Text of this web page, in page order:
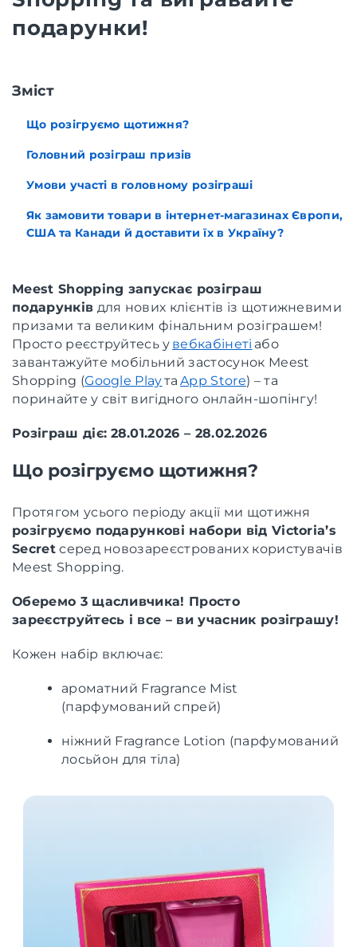
подарунки!
Зміст
Що розігруємо щотижня?
Головний розіграш призів
Умови участі в головному розіграші
Як замовити товари в інтернет-магазинах Європи,
США та Канади й доставити їх в Україну?
Meest Shopping запускає розіграш
подарунків для нових клієнтів із щотижневими
призами та великим фінальним розіграшем!
Просто реєструйтесь у вебкабінеті або
завантажуйте мобільний застосунок Meest
Shopping (Google PlayтаApp Store) – та
поринайте у світ вигідного онлайн-шопінгу!
Розіграш діє: 28.01.2026 – 28.02.2026
Що розігруємо щотижня?
Протягом усього періоду акції ми щотижня
розігруємо подарункові набори від Victoria’s
Secretсеред новозареєстрованих користувачів
Meest Shopping.
Оберемо 3 щасливчика! Просто
зареєструйтесь і все – ви учасник розіграшу!
Кожен набір включає:
ароматний Fragrance Mist
(парфумований спрей)
ніжний Fragrance Lotion (парфумований
лосьйон для тіла)